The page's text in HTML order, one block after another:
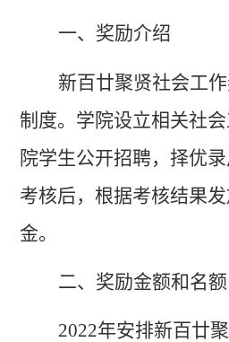
一、奖励介绍
新百廿聚贤社会工
制度。学院设立相关社
院学生公开招聘，择优
考核后，根据考核结果
金。
二、奖励金额和名额
2022年安排新百廿